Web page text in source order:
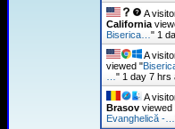
A
California
Biserica… " 1
A
viewed "
" 1 day 7 hrs
A
Brasovviewed
Evanghelică -…